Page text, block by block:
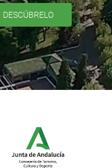
DESCÚBRELO